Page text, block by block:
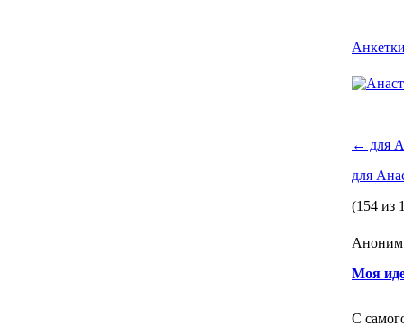
← для
для
(154 из
Аноним
Моя
С